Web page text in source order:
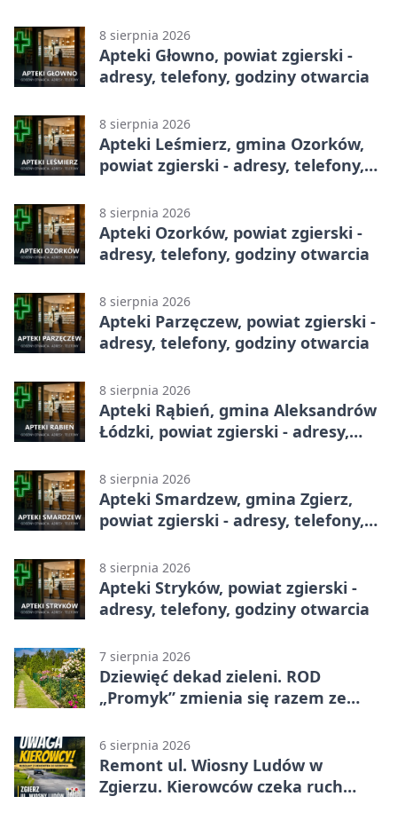
8 sierpnia 2026
Apteki Głowno, powiat zgierski -
adresy, telefony, godziny otwarcia
8 sierpnia 2026
Apteki Leśmierz, gmina Ozorków,
powiat zgierski - adresy, telefony,
8 sierpnia 2026
Apteki Ozorków, powiat zgierski -
adresy, telefony, godziny otwarcia
8 sierpnia 2026
Apteki Parzęczew, powiat zgierski -
adresy, telefony, godziny otwarcia
8 sierpnia 2026
Apteki Rąbień, gmina Aleksandrów
Łódzki, powiat zgierski - adresy,
8 sierpnia 2026
Apteki Smardzew, gmina Zgierz,
powiat zgierski - adresy, telefony,
8 sierpnia 2026
Apteki Stryków, powiat zgierski -
adresy, telefony, godziny otwarcia
7 sierpnia 2026
Dziewięć dekad zieleni. ROD
„Promyk” zmienia się razem ze
6 sierpnia 2026
Remont ul. Wiosny Ludów w
Zgierzu. Kierowców czeka ruch